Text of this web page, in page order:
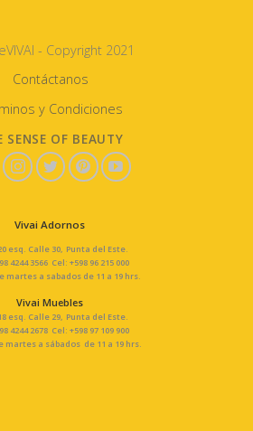
- Copyright 2021
Contáctanos
y Condiciones
SENSE OF BEAUTY
Vivai Adornos
esq. Calle 30, Punta del Este.
4244 3566 Cel: +598 96 215 000
martes a sabados de 11 a 19 hrs.
Vivai Muebles
esq. Calle 29, Punta del Este.
4244 2678 Cel: +598 97 109 900
martes a sábados de 11 a 19 hrs.